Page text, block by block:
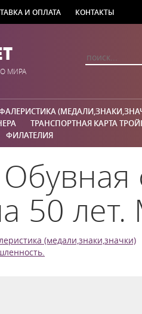
И ОПЛАТА КОНТАКТЫ
МИРА
ТРАНСПОРТНАЯ КАРТА
ФИЛАТЕЛИЯ
50
(медали,знаки,значки)